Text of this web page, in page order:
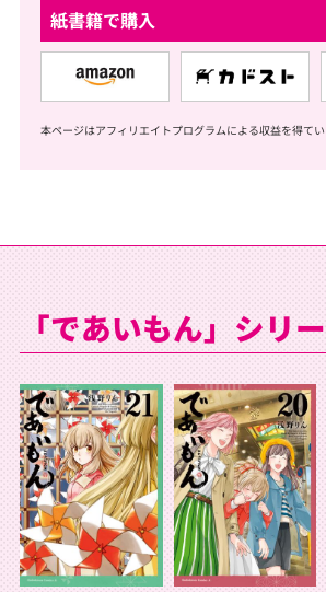
紙書籍で購入
本ページはアフィリエイトプログラムによる収益を得て
「であいもん」シリ